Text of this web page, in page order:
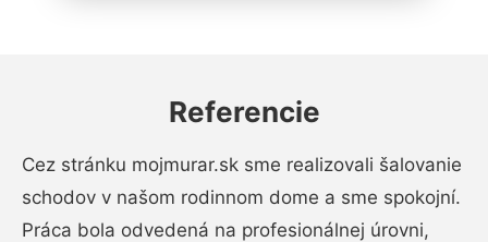
Referencie
Cez stránku mojmurar.sk sme realizovali šalovanie
schodov v našom rodinnom dome a sme spokojní.
Práca bola odvedená na profesionálnej úrovni,